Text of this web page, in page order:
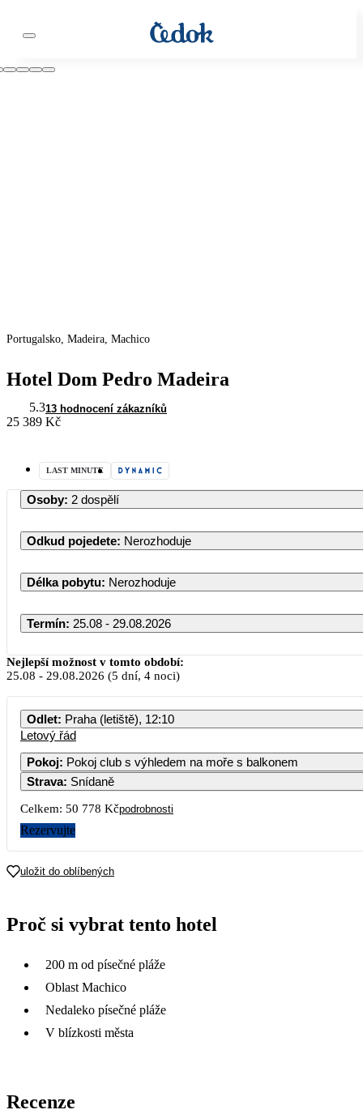
Portugalsko, Madeira, Machico
Hotel Dom Pedro Madeira
5.313 hodnocení zákazníků
25 389 Kč
LAST MINUTE
Osoby: 2 dospělí
Odkud pojedete: Nerozhoduje
Délka pobytu: Nerozhoduje
Termín: 25.08 - 29.08.2026
Srpen 2026
PO ÚT ST ČT PÁ
Nejlepší možnost v tomto období:
25.08 - 29.08.2026 (5 dní, 4 noci)
Odlet: Praha (letiště), 12:10
Letový řád
Pokoj:
Pokoj club s výhledem na moře s balkonem
Strava: Snídaně
Celkem: 50 778 Kčpodrobnosti
Rezervujte
uložit do oblíbených
Proč si vybrat tento hotel
200 m od písečné pláže
Oblast Machico
Nedaleko písečné pláže
V blízkosti města
Recenze